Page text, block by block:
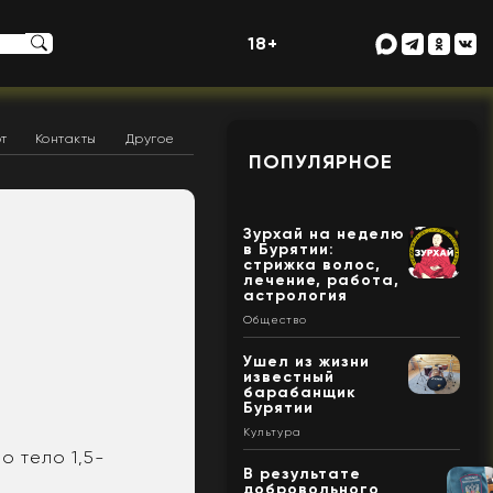
18+
Контакты Другое
тело 1,5-
ПОПУЛЯРНОЕ
Зурхай на неделю
в Бурятии:
стрижка волос,
лечение, работа,
астрология
Общество
Ушел из жизни
известный
барабанщик
Бурятии
Культура
В результате